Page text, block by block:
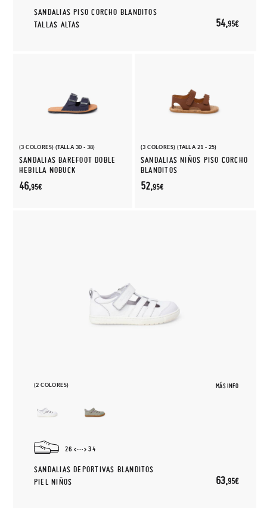
SANDALIAS PISO CORCHO BLANDITOS
TALLAS ALTAS
54,95€
(3 COLORES) (TALLA 30 - 38)
SANDALIAS BAREFOOT DOBLE
HEBILLA NOBUCK
46,95€
(3 COLORES) (TALLA 21 - 25)
SANDALIAS NIÑOS PISO CORCHO
BLANDITOS
52,95€
(2 COLORES) MÁS INFO
26 34
SANDALIAS DEPORTIVAS BLANDITOS
PIEL NIÑOS
63,95€